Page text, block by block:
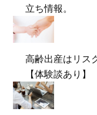
立ち情報。
高齢出産はリス
【体験談あり】